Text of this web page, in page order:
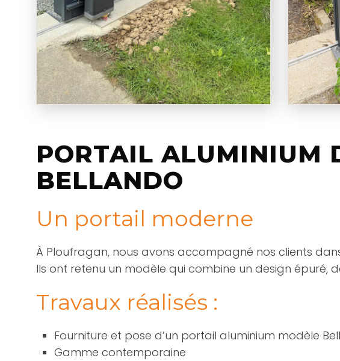
PORTAIL ALUMINIUM
BELLANDO
Un portail moderne
À Ploufragan, nous avons accompagné nos clients
Ils ont retenu un modèle qui combine un design épuré,
Travaux réalisés :
Fourniture et pose d’un portail aluminium modèle
Gamme contemporaine